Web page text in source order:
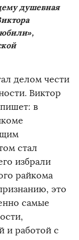
душевная
делом чести
Виктор
в
стал
избрали
райкома
это
самые
и работой с